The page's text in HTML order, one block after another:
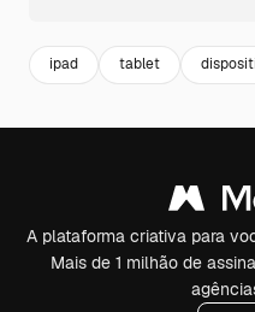
ipad tablet
A plataforma criativa para
Mais de 1 milhão de